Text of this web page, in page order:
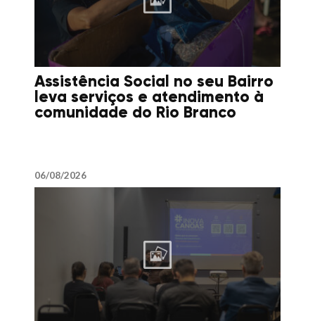
Assistência Social no seu Bairro
leva serviços e atendimento à
comunidade do Rio Branco
06/08/2026